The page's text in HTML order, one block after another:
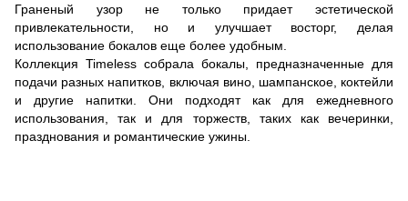
Граненый узор не только придает эстетической
привлекательности, но и улучшает восторг, делая
использование бокалов еще более удобным.
Коллекция Timeless собрала бокалы, предназначенные для
подачи разных напитков, включая вино, шампанское, коктейли
и другие напитки. Они подходят как для ежедневного
использования, так и для торжеств, таких как вечеринки,
празднования и романтические ужины.